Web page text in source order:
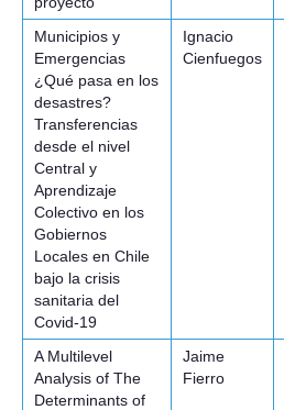
Municipios y
Emergencias
¿Qué pasa en los
desastres?
Transferencias
desde el nivel
Central y
Aprendizaje
Colectivo en los
Gobiernos
Locales en Chile
bajo la crisis
sanitaria del
Covid-19
Ignacio
Cienfuegos
A Multilevel
Analysis of The
Determinants of
Jaime
Fierro